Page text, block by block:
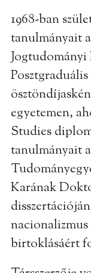
1968-ban
tanulmányait
Jogtudományi
egyetemen,
Studies
tanulmányait
Karának
birtoklásáért